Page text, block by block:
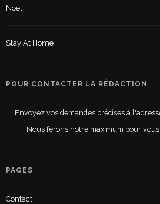
Noël
Stay At Home
POUR CONTACTER LA RÉDACTION
Envoyez vos demandes précises à
Nous ferons notre maximum pour
PAGES
Contact